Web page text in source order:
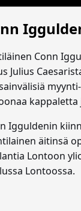
Conn
Julius
kappaletta
Igguldenin
äitinsä
Lontoon
Lontoossa.